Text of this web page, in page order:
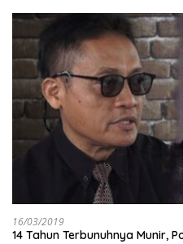
16/03/2019
14 Tahun Terbunuhnya Munir,